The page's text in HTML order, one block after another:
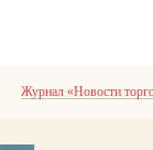
Журнал «Новости